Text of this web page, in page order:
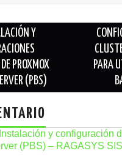
Y
PROXMOX
(PBS)
PARA
Instalación y configuración
(PBS) – RAGASYS